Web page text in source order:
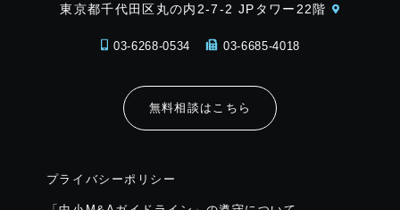
東京都千代田区丸の内2-7-2 JPタワー22階
03-6268-0534 03-6685-4018
無料相談はこちら
プライバシーポリシー